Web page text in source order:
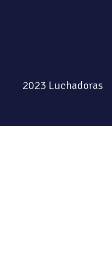
2023 Luchadoras